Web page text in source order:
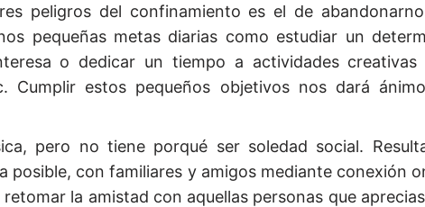
peligros del confinamiento es el de
pequeñas metas diarias como estudiar un
o dedicar un tiempo a actividades creativas
Cumplir estos pequeños objetivos nos dará
pero no tiene porqué ser soledad social.
posible, con familiares y amigos mediante conexión
la amistad con aquellas personas que